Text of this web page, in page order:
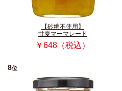
【砂糖不使用】
甘夏マーマレード
￥648（税込）
8位